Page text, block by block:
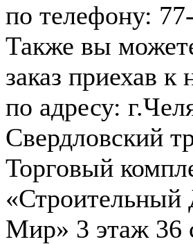
по телефону:
Также вы
заказ приехав к
по адресу:
Свердловский
Торговый
«Строительный
Мир» 3 этаж 36